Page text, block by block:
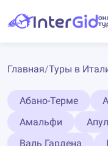
Главная/Туры в
Абано-Терме
Амальфи
Валь Гардена